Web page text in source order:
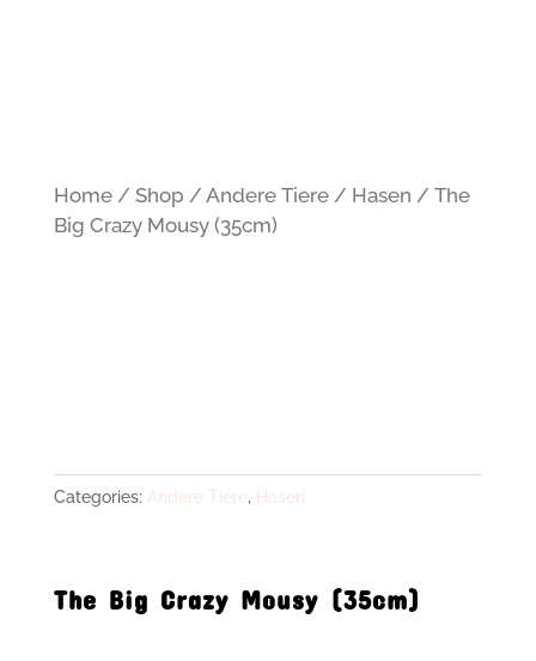
Home/ Shop / Andere Tiere/ Hasen / The
Big Crazy Mousy (35cm)
Categories: Andere Tiere , Hasen
The Big Crazy Mousy (35cm)